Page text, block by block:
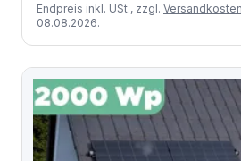
Endpreis inkl. USt., zzgl. Versandkosten
08.08.2026.